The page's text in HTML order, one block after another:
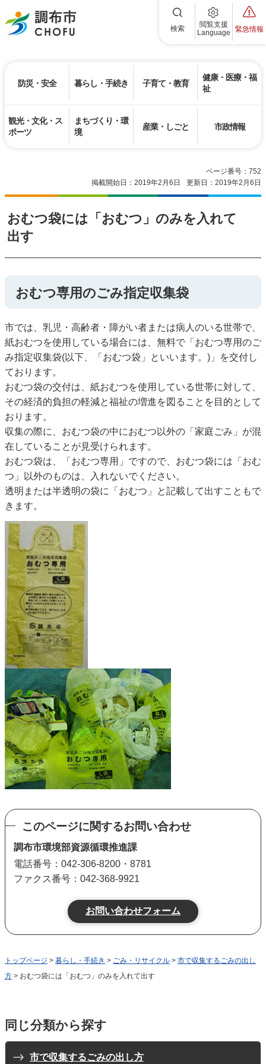
調布市 検索
閲覧支援
Language
緊急情報
防災・安全 暮らし・手続き 子育て・教育
健康・医療・福
祉
観光・文化・ス
ポーツ
まちづくり・環
境
産業・しごと 市政情報
ページ番号：752
掲載開始日：2019年2月6日
更新日：2019年2月6日
おむつ袋には「おむつ」のみを入れて
出す
おむつ専用のごみ指定収集袋
市では、乳児・高齢者・障がい者または病人のいる世帯で、
紙おむつを使用している場合には、無料で「おむつ専用のご
み指定収集袋(以下、「おむつ袋」といいます。)」を交付し
ております。
おむつ袋の交付は、紙おむつを使用している世帯に対して、
その経済的負担の軽減と福祉の増進を図ることを目的として
おります。
収集の際に、おむつ袋の中におむつ以外の「家庭ごみ」が混
在していることが見受けられます。
おむつ袋は、「おむつ専用」ですので、おむつ袋には「おむ
つ」以外のものは、入れないでください。
透明または半透明の袋に「おむつ」と記載して出すこともで
きます。
このページに関するお問い合わせ
調布市環境部資源循環推進課
電話番号：042-306-8200・8781
ファクス番号：042-368-9921
トップページ > 暮らし・手続き > ごみ・リサイクル > 市で収集するごみの出し
方 > おむつ袋には「おむつ」のみを入れて出す
同じ分類から探す
市で収集するごみの出し方